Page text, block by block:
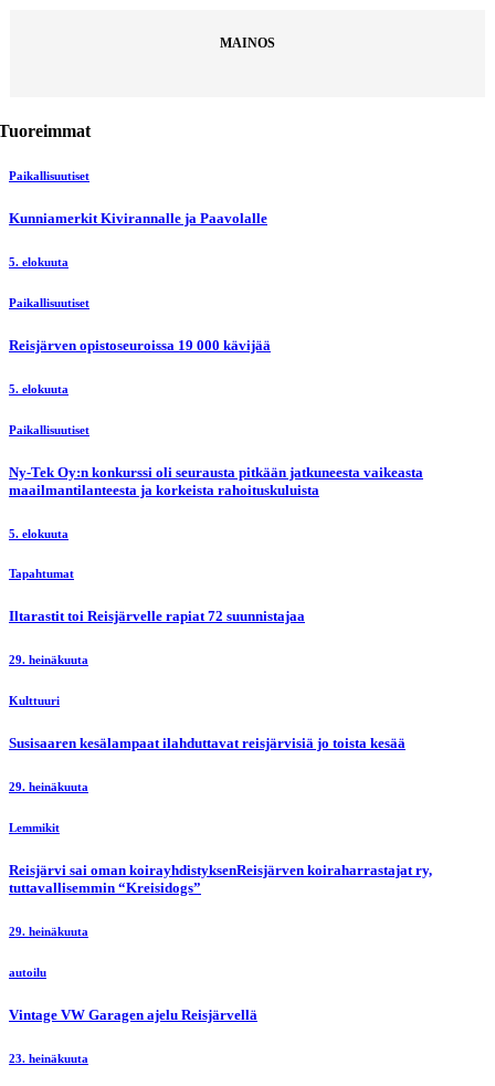
MAINOS
Paikallisuutiset
Kunniamerkit Kivirannalle ja Paavolalle
5. elokuuta
Paikallisuutiset
Reisjärven opistoseuroissa 19 000 kävijää
5. elokuuta
Paikallisuutiset
Ny-Tek Oy:n konkurssi oli seurausta pitkään jatkuneesta vaikeasta
maailmantilanteesta ja korkeista rahoituskuluista
5. elokuuta
Tapahtumat
Iltarastit toi Reisjärvelle rapiat 72 suunnistajaa
29. heinäkuuta
Kulttuuri
Susisaaren kesälampaat ilahduttavat reisjärvisiä jo toista kesää
29. heinäkuuta
Lemmikit
Reisjärvi sai oman koirayhdistyksenReisjärven koiraharrastajat ry,
tuttavallisemmin “Kreisidogs”
29. heinäkuuta
autoilu
Vintage VW Garagen ajelu Reisjärvellä
23. heinäkuuta